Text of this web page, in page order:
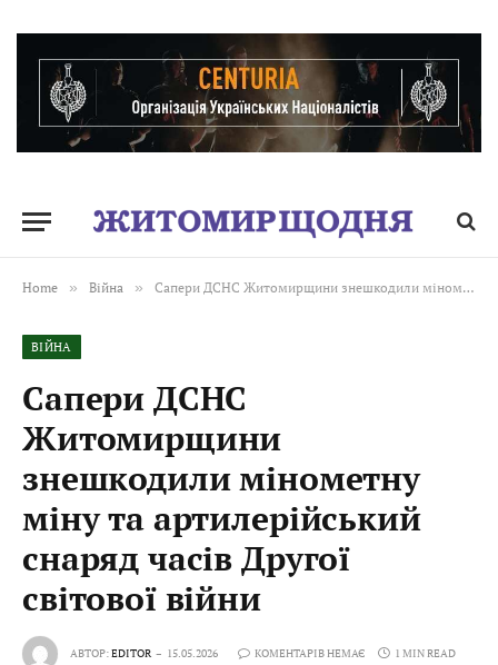
Home » Війна » Сапери ДСНС Житомирщини знешкодили мінометну міну та артилерійський снаряд часів Другої світової війни
ВІЙНА
Сапери ДСНС
Житомирщини
знешкодили мінометну
міну та артилерійський
снаряд часів Другої
світової війни
АВТОР:EDITOR 15.05.2026 КОМЕНТАРІВ НЕМАЄ 1 MIN READ